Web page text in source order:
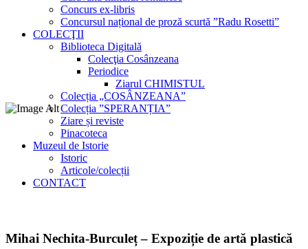
Concurs ex-libris
Concursul național de proză scurtă ”Radu Rosetti”
COLECŢII
Biblioteca Digitală
Colecţia Cosânzeana
Periodice
Ziarul CHIMISTUL
Colecția „COSÂNZEANA”
Colecția ”SPERANȚIA”
Ziare și reviste
Pinacoteca
Muzeul de Istorie
Istoric
Articole/colecții
CONTACT
Mihai Nechita-Burculeț – Expoziție de artă plastică